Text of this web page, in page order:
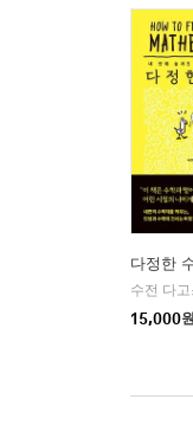
다정한
15,000원